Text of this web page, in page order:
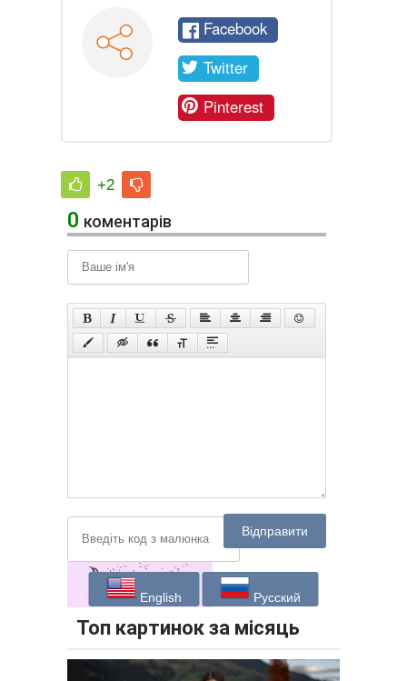
Facebook
Twitter
Pinterest
+2
0 коментарів
Відправити
English Русский
Топ картинок за місяць